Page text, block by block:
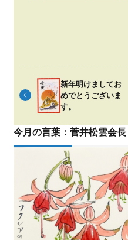
新年明けましてお
めでとうございま
す。
今月の言葉：菅井松雲会